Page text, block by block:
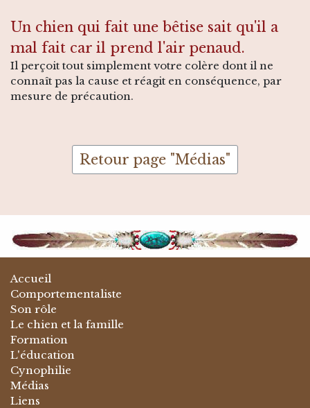
Un chien qui fait une bêtise sait qu'il a
mal fait car il prend l'air penaud.
Il perçoit tout simplement votre colère dont il ne
connaît pas la cause et réagit en conséquence, par
mesure de précaution.
Retour page "Médias"
Accueil
Comportementaliste
Son rôle
Le chien et la famille
Formation
L'éducation
Cynophilie
Médias
Liens